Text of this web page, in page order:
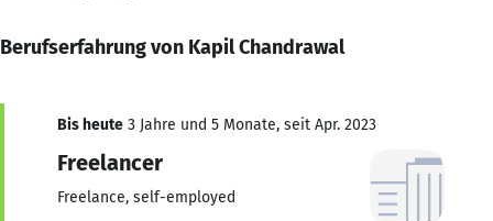
Berufserfahrung von Kapil Chandrawal
Bis heute 3 Jahre und 5 Monate, seit Apr. 2023
Freelancer
Freelance, self-employed